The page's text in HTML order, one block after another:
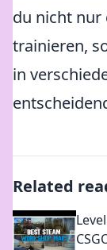
du nicht nur
trainieren,
in
Related